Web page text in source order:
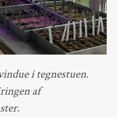
i tegnestuen.
af